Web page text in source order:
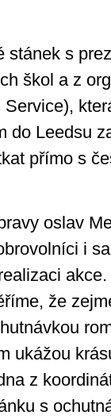
stánek s
škol a z
do Leedsu
přímo s
oslav
i
že
ukážou
z
s